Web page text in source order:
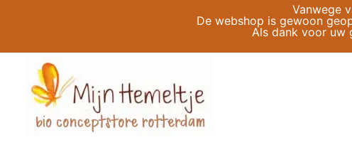
Vanwege
De webshop is gewoon
Als dank voor uw